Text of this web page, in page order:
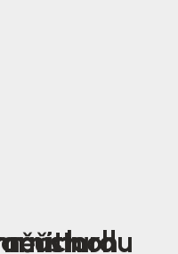
nohu
mustard